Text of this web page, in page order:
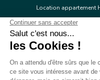
Location appartement
Location appartement
Location appartement
Location appartement
Location appartement